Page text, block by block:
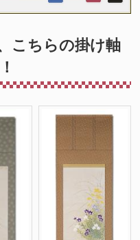
こちらの掛け軸